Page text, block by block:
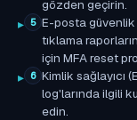
gözden geçirin.
5 E-posta güvenlik
tıklama
için MFA reset
6 Kimlik sağlayıcı
log'larında ilgili
edin.